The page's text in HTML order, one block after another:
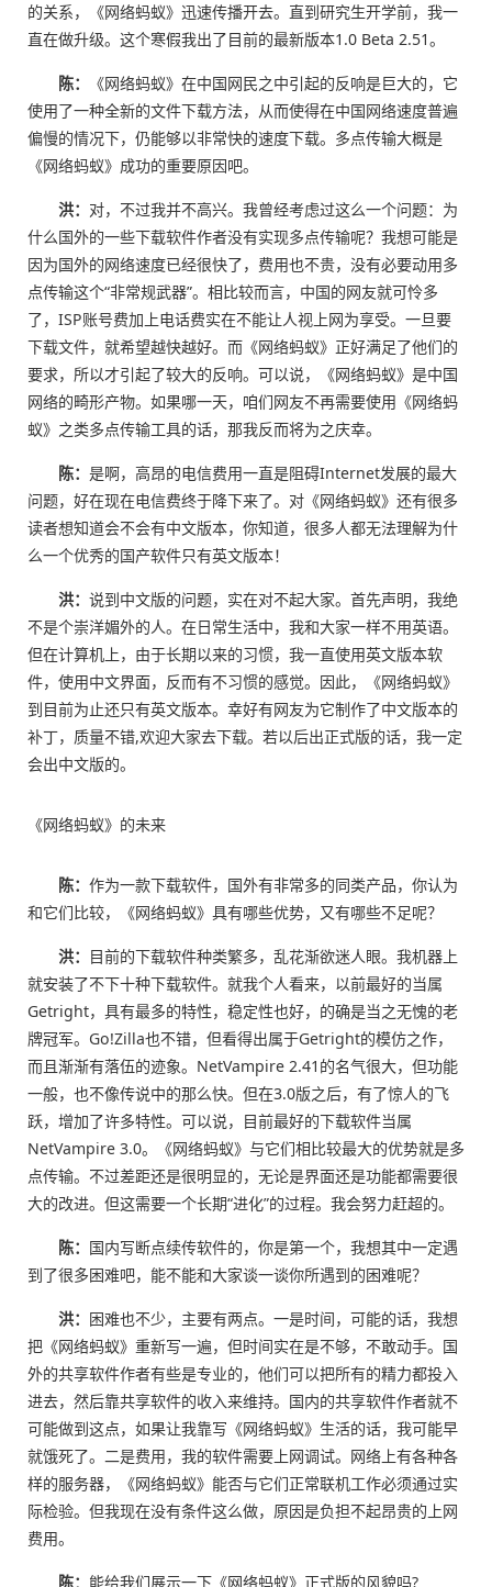
的关系，《网络蚂蚁》迅速传播开去。直到研究生开学前，我一
直在做升级。这个寒假我出了目前的最新版本1.0 Beta 2.51。
陈：
《网络蚂蚁》在中国网民之中引起的反响是巨大的，它
使用了一种全新的文件下载方法，从而使得在中国网络速度普遍
偏慢的情况下，仍能够以非常快的速度下载。多点传输大概是
《网络蚂蚁》成功的重要原因吧。
洪： 对，不过我并不高兴。我曾经考虑过这么一个问题：为
什么国外的一些下载软件作者没有实现多点传输呢？我想可能是
因为国外的网络速度已经很快了，费用也不贵，没有必要动用多
点传输这个“非常规武器”。相比较而言，中国的网友就可怜多
了，ISP账号费加上电话费实在不能让人视上网为享受。一旦要
下载文件，就希望越快越好。而《网络蚂蚁》正好满足了他们的
要求，所以才引起了较大的反响。可以说，《网络蚂蚁》是中国
网络的畸形产物。如果哪一天，咱们网友不再需要使用《网络蚂
蚁》之类多点传输工具的话，那我反而将为之庆幸。
陈： 是啊，高昂的电信费用一直是阻碍Internet发展的最大
问题，好在现在电信费终于降下来了。对《网络蚂蚁》还有很多
读者想知道会不会有中文版本，你知道，很多人都无法理解为什
么一个优秀的国产软件只有英文版本！
洪： 说到中文版的问题，实在对不起大家。首先声明，我绝
不是个崇洋媚外的人。在日常生活中，我和大家一样不用英语。
但在计算机上，由于长期以来的习惯，我一直使用英文版本软
件，使用中文界面，反而有不习惯的感觉。因此，《网络蚂蚁》
到目前为止还只有英文版本。幸好有网友为它制作了中文版本的
补丁，质量不错,欢迎大家去下载。若以后出正式版的话，我一定
会出中文版的。
《网络蚂蚁》的未来
陈： 作为一款下载软件，国外有非常多的同类产品，你认为
和它们比较，《网络蚂蚁》具有哪些优势，又有哪些不足呢？
洪： 目前的下载软件种类繁多，乱花渐欲迷人眼。我机器上
就安装了不下十种下载软件。就我个人看来，以前最好的当属
Getright，具有最多的特性，稳定性也好，的确是当之无愧的老
牌冠军。Go!Zilla也不错，但看得出属于Getright的模仿之作，
而且渐渐有落伍的迹象。NetVampire 2.41的名气很大，但功能
一般，也不像传说中的那么快。但在3.0版之后，有了惊人的飞
跃，增加了许多特性。可以说，目前最好的下载软件当属
NetVampire 3.0。《网络蚂蚁》与它们相比较最大的优势就是多
点传输。不过差距还是很明显的，无论是界面还是功能都需要很
大的改进。但这需要一个长期“进化”的过程。我会努力赶超的。
陈： 国内写断点续传软件的，你是第一个，我想其中一定遇
到了很多困难吧，能不能和大家谈一谈你所遇到的困难呢？
洪： 困难也不少，主要有两点。一是时间，可能的话，我想
把《网络蚂蚁》重新写一遍，但时间实在是不够，不敢动手。国
外的共享软件作者有些是专业的，他们可以把所有的精力都投入
进去，然后靠共享软件的收入来维持。国内的共享软件作者就不
可能做到这点，如果让我靠写《网络蚂蚁》生活的话，我可能早
就饿死了。二是费用，我的软件需要上网调试。网络上有各种各
样的服务器，《网络蚂蚁》能否与它们正常联机工作必须通过实
际检验。但我现在没有条件这么做，原因是负担不起昂贵的上网
费用。
陈： 能给我们展示一下《网络蚂蚁》正式版的风貌吗?